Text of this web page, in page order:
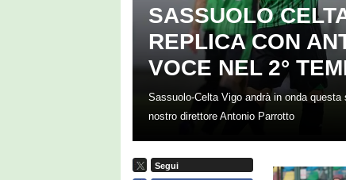
SASSUOLO
REPLICA CON
VOCE NEL 2°
Sassuolo-Celta Vigo andrà in onda
nostro direttore Antonio Parrotto
Segui